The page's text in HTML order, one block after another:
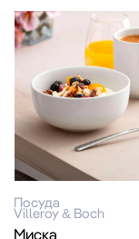
Посуда
Villeroy & Boch
Миска